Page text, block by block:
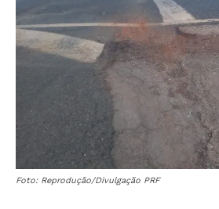
Foto: Reprodução/Divulgação PRF